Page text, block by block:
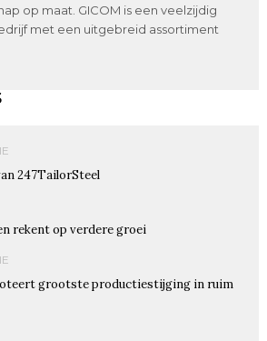
op maat. GICOM is een veelzijdig
met een uitgebreid assortiment
247TailorSteel
rekent op verdere groei
grootste productiestijging in ruim